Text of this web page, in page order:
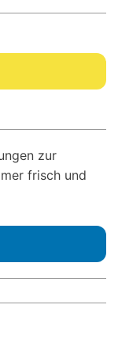
zur
frisch und